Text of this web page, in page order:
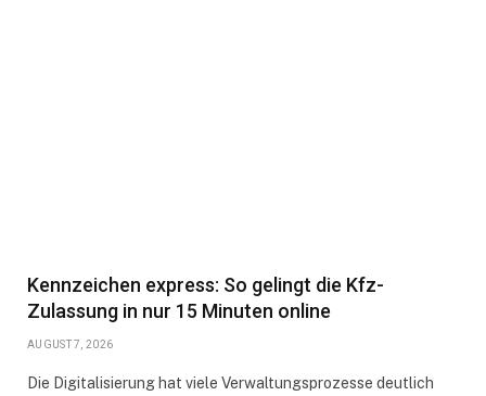
Kennzeichen express: So gelingt die Kfz-
Zulassung in nur 15 Minuten online
AUGUST 7, 2026
Die Digitalisierung hat viele Verwaltungsprozesse deutlich